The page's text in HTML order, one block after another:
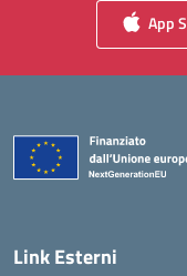
App
Link Esterni